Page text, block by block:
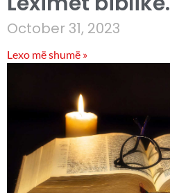
October 31, 2023
Lexo më shumë »